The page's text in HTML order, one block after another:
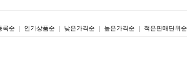
록순 인기상품순 낮은가격순 높은가격순 적은판매단위순
리스트형갤러리형